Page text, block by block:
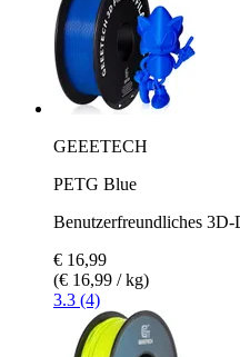
GEEETECH
PETG Blue
Benutzerfreundliches
€ 16,99
(€ 16,99 / kg)
3.3 (4)